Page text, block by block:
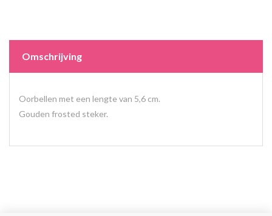
Omschrijving
Oorbellen met een lengte van 5,6 cm.
Gouden frosted steker.